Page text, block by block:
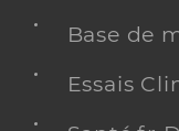
Base de
Essais